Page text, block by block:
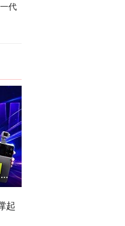
代
世界人工智能大会：AI开始干活了，但到底干的怎么样？萌新闯WAIC
起